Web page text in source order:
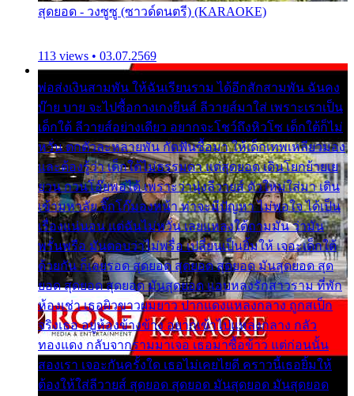
สุดยอด - วงซูซู (ซาวด์ดนตรี) (KARAOKE)
113 views • 03.07.2569
พ่อส่งเงินสามพัน ให้ฉันเรียนราม ได้อีกสักสามพัน ฉันคง
บ๊าย บาย จะไปซื้อกางเกงยีนส์ ลีวายส์มาใส่ เพราะเราเป็น
เด็กใต้ ลีวายส์อย่างเดียว อยากจะโชว์ถึงหิวโซ เด็กใต้ก็ไม่
หวั่น ตกตัวละหลายพัน กัดฟันซื้อมา ให้เด็กเทพเหลียวมอง
และต้องรู้ว่า เด็กใต้ไม่ธรรมดา แต่สุดยอด เดินโยกย้ายเย
ยวน กวนโอ๊ยพอได้ เพราะว่านุ่งลีวายส์ ตัวใหม่ใส่มา เดิน
เข้ามหาลัย จิ๊กโก๊มองหน้า ท่าจะมีปัญหา ไม่พอใจ ได้เป็น
เรื่องแน่นอน แต่ฉันไม่หวั่น เลยแหลงใต้ถามมัน ว่ามัน
พรั่นพรือ มันตอบว่าไม่พรื่อ เปลี่ยนเป็นยิ้มให้ เจอะเด็กใต้
ด้วยกัน ก็เลยรอด สุดยอด สุดยอด สุดยอด มันสุดยอด สุด
ยอด สุดยอด สุดยอด มันสุดยอด แอบหลงรักสาวราม ที่พัก
ห้องเช่า เธอผิวขาวผมยาว ปากแดงแหลงกลาง ถูกสเป็ก
จริงเธอ อยู่ห้องข้างข้าง อยากเข้าไปแหลงกลาง กลัว
ทองแดง กลับจากรามมาเจอ เธอมาซื้อข้าว แต่ก่อนนั้น
สองเรา เจอะกันครั้งใด เธอไม่เคยไยดี คราวนี้เธอยิ้มให้
ต้องให้ใส่ลีวายส์ สุดยอด สุดยอด มันสุดยอด มันสุดยอด